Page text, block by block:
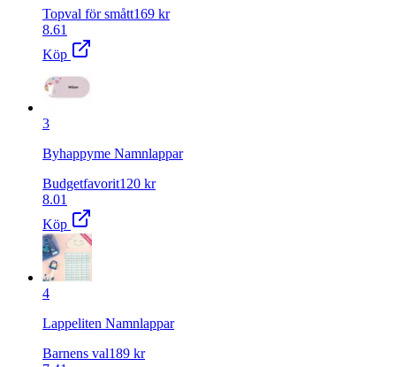
Topval för smått169 kr
8.61
Köp
3
Byhappyme Namnlappar
Budgetfavorit120 kr
8.01
Köp
4
Lappeliten Namnlappar
Barnens val189 kr